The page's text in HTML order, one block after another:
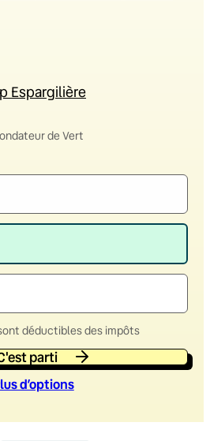
Espargilière
de Vert
déductibles des impôts
parti
d’options